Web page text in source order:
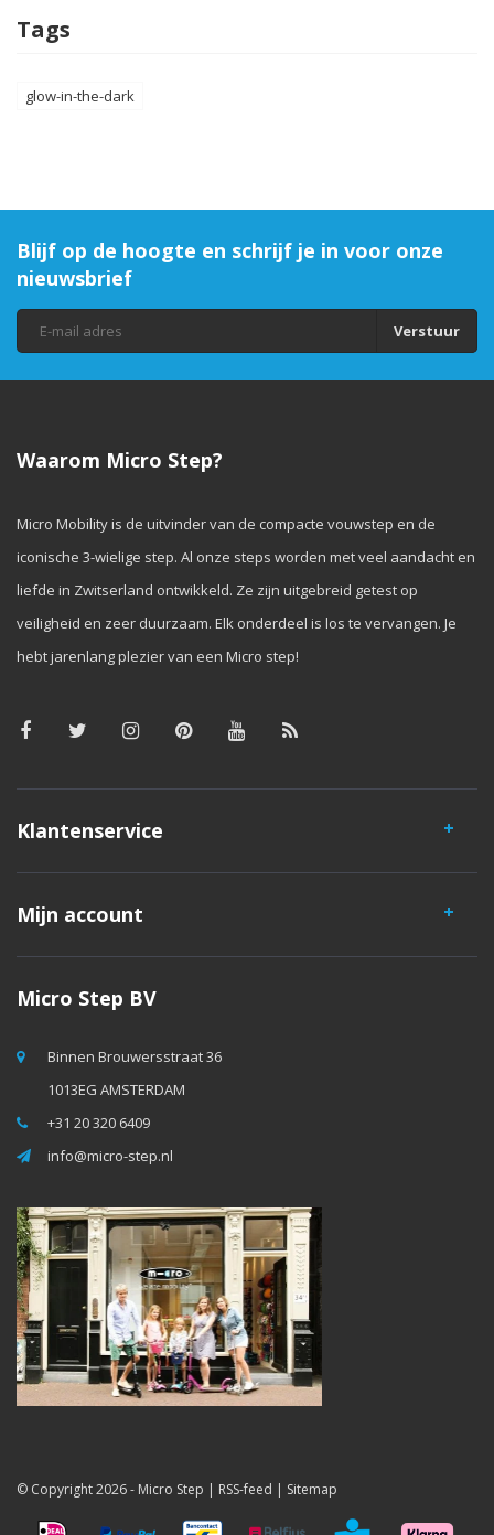
Tags
glow-in-the-dark
Blijf op de hoogte en schrijf je in voor onze
nieuwsbrief
Verstuur
Waarom Micro Step?
Micro Mobility is de uitvinder van de compacte vouwstep en de
iconische 3-wielige step. Al onze steps worden met veel aandacht en
liefde in Zwitserland ontwikkeld. Ze zijn uitgebreid getest op
veiligheid en zeer duurzaam. Elk onderdeel is los te vervangen. Je
hebt jarenlang plezier van een Micro step!
Klantenservice
Mijn account
Micro Step BV
Binnen Brouwersstraat 36
1013EG AMSTERDAM
+31 20 320 6409
info@micro-step.nl
© Copyright 2026 - Micro Step | RSS-feed | Sitemap